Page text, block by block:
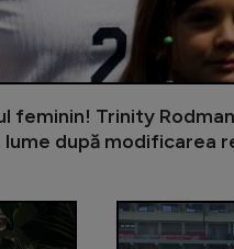
feminin! Trinity
după modificarea
Fotbal feminin: